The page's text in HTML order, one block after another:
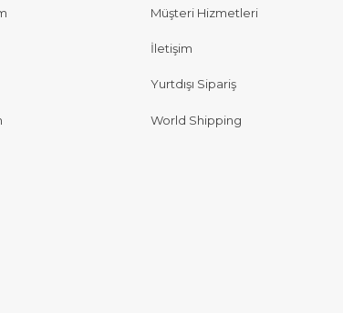
Müşteri Hizmetleri
İletişim
Yurtdışı Sipariş
World Shipping